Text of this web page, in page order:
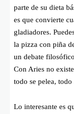
parte de su dieta
es que convierte
gladiadores.
la pizza con piña
un debate
Con Aries no
todo se pelea, todo
Lo interesante es